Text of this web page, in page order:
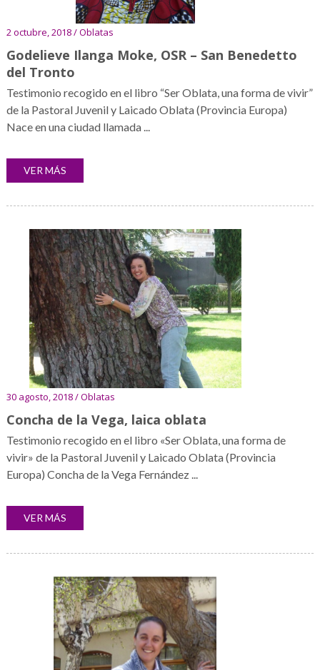
2 octubre, 2018 / Oblatas
Godelieve Ilanga Moke, OSR – San Benedetto
del Tronto
Testimonio recogido en el libro “Ser Oblata, una forma de vivir”
de la Pastoral Juvenil y Laicado Oblata (Provincia Europa)
Nace en una ciudad llamada ...
VER MÁS
30 agosto, 2018 / Oblatas
Concha de la Vega, laica oblata
Testimonio recogido en el libro «Ser Oblata, una forma de
vivir» de la Pastoral Juvenil y Laicado Oblata (Provincia
Europa) Concha de la Vega Fernández ...
VER MÁS